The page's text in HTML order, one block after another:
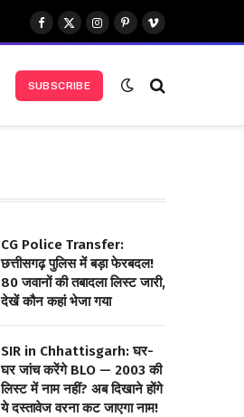
Facebook
X
(Twitter)
Instagram
Pinterest
Vimeo
SUBSCRIBE
CG Police Transfer:
छत्तीसगढ़ पुलिस में बड़ा फेरबदल!
80 जवानों की तबादला लिस्ट जारी,
देखें कौन कहां भेजा गया
SIR in Chhattisgarh: घर-
घर जांच करेंगे BLO — 2003 की
लिस्ट में नाम नहीं? अब दिखाने होंगे
ये दस्तावेज वरना कट जाएगा नाम!